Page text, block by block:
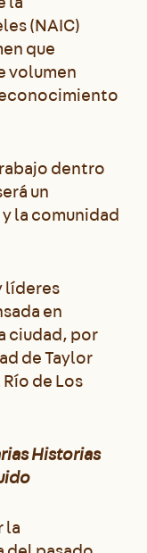
(NAIC)
que
volumen
dentro
un
la comunidad
líderes
en
ciudad, por
de Taylor
de Los
Historias
la